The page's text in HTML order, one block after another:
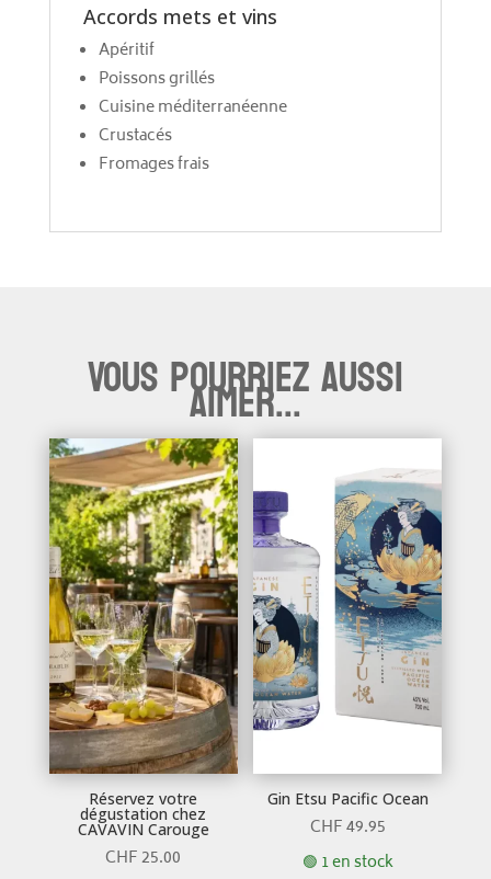
Accords mets et vins
Apéritif
Poissons grillés
Cuisine méditerranéenne
Crustacés
Fromages frais
Vous pourriez aussi
aimer...
Réservez votre
dégustation chez
CAVAVIN Carouge
CHF25.00
Gin Etsu Pacific Ocean
CHF49.95
🟢 1 en stock